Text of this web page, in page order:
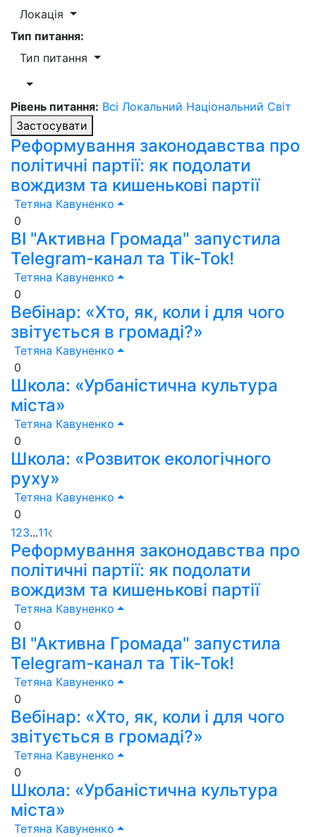
Локація
Тип питання:
Тип питання
Рівень питання: Всі Локальний Національний Світ
Застосувати
Реформування законодавства про
політичні партії: як подолати
вождизм та кишенькові партії
Тетяна Кавуненко
0
ВІ "Активна Громада" запустила
Telegram-канал та Tik-Tok!
Тетяна Кавуненко
0
Вебінар: «Хто, як, коли і для чого
звітується в громаді?»
Тетяна Кавуненко
0
Школа: «Урбаністична культура
міста»
Тетяна Кавуненко
0
Школа: «Розвиток екологічного
руху»
Тетяна Кавуненко
0
123...11
Реформування законодавства про
політичні партії: як подолати
вождизм та кишенькові партії
Тетяна Кавуненко
0
ВІ "Активна Громада" запустила
Telegram-канал та Tik-Tok!
Тетяна Кавуненко
0
Вебінар: «Хто, як, коли і для чого
звітується в громаді?»
Тетяна Кавуненко
0
Школа: «Урбаністична культура
міста»
Тетяна Кавуненко